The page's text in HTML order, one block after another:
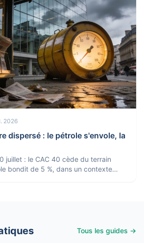
2026
dispersé : le pétrole s'envole, la
juillet : le CAC 40 cède du terrain
bondit de 5 %, dans un contexte
Tous les guides →